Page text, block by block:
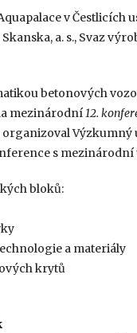
v
a. s., Svaz
betonových
mezinárodní12.
Výzkumný
s
bloků:
a materiály
krytů